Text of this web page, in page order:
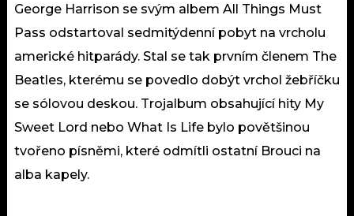
George Harrison se svým albem All Things Must
Pass odstartoval sedmitýdenní pobyt na vrcholu
americké hitparády. Stal se tak prvním členem The
Beatles, kterému se povedlo dobýt vrchol žebříčku
se sólovou deskou. Trojalbum obsahující hity My
Sweet Lord nebo What Is Life bylo povětšinou
tvořeno písněmi, které odmítli ostatní Brouci na
alba kapely.